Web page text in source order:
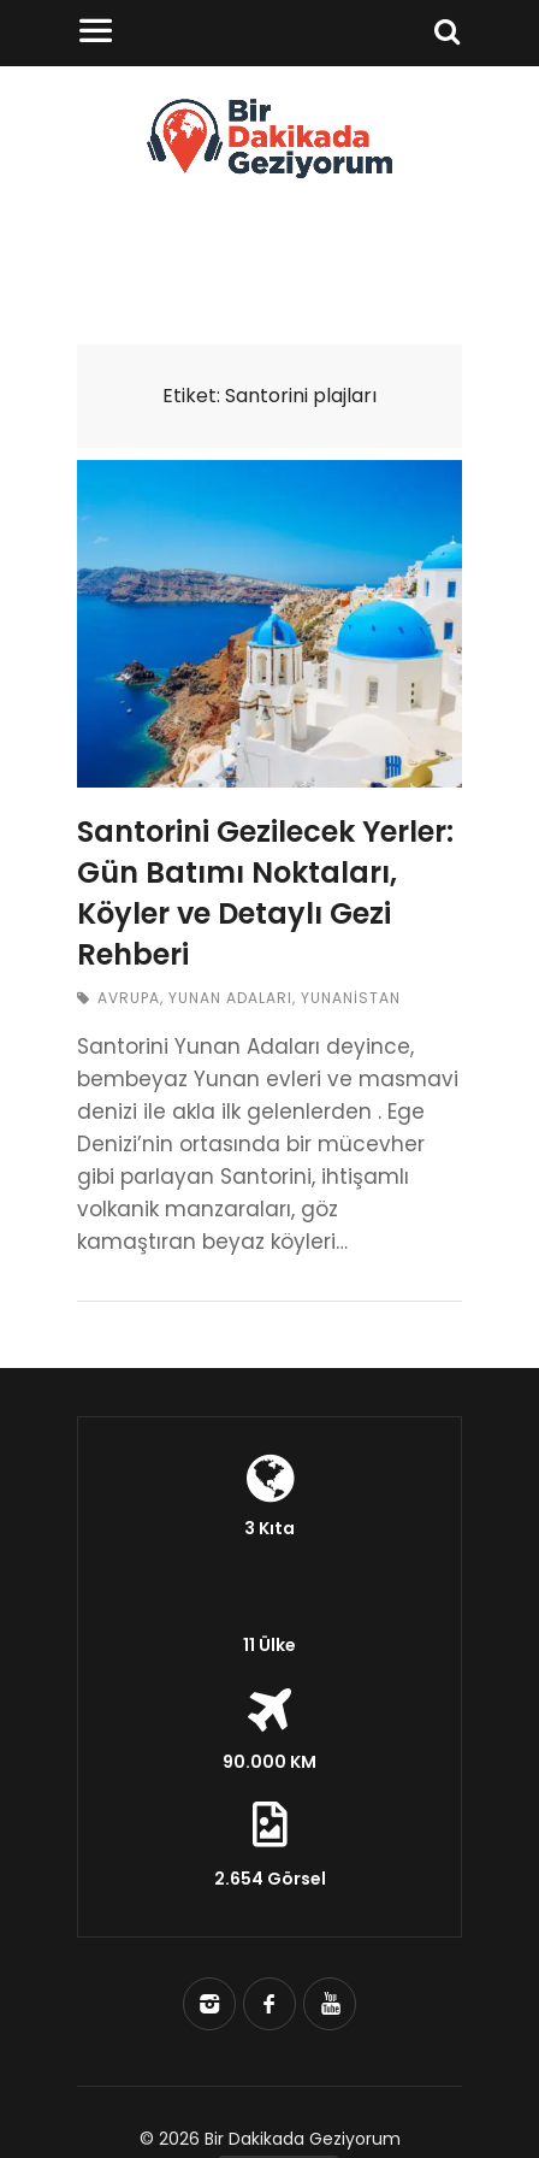
Etiket: Santorini plajları
Santorini Gezilecek Yerler:
Gün Batımı Noktaları,
Köyler ve Detaylı Gezi
Rehberi
AVRUPA, YUNAN ADALARI, YUNANISTAN
Santorini Yunan Adaları deyince,
bembeyaz Yunan evleri ve masmavi
denizi ile akla ilk gelenlerden . Ege
Denizi’nin ortasında bir mücevher
gibi parlayan Santorini, ihtişamlı
volkanik manzaraları, göz
kamaştıran beyaz köyleri…
3 Kıta
11 Ülke
90.000 KM
2.654 Görsel
© 2026 Bir Dakikada Geziyorum